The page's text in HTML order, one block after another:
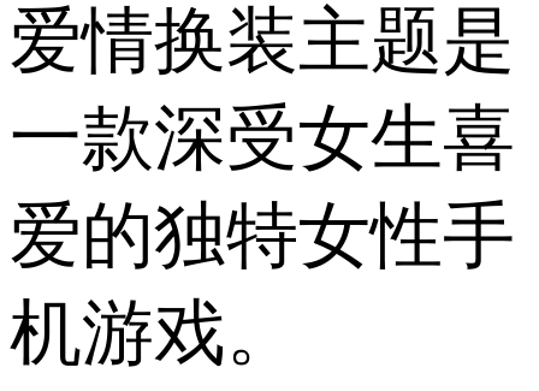
爱情换装主题是
一款深受女生喜
爱的独特女性手
机游戏。